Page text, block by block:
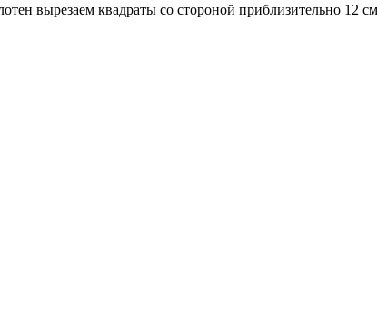
вырезаем квадраты со стороной приблизительно 12